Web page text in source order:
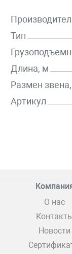
Тип
Длина, м
Размен
Артикул
О нас
Новости